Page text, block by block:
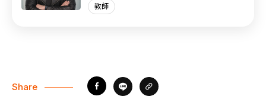
教師
Share